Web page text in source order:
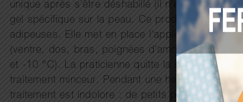
unique après s’être déshabillé (il n’est pas
gel spécifique sur la peau. Ce produit favorise
adipeuses. Elle met en place l’applicateur (ou
(ventre, dos, bras, poignées d’amour…). Ces
et -10 °C). La praticienne quitte la salle et
traitement minceur. Pendant une heure, le
traitement est indolore : de petits picotements